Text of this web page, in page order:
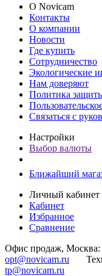
О Novicam
Контакты
О компании
Новости
Где купить
Сотрудничество
Экологические
Нам доверяют
Политика
Связаться с
Настройки
Выбор валюты
Ближайший
Личный кабинет
Кабинет
Избранное
Сравнение
Офис продаж, Москва:
opt@novicam.ru
tp@novicam.ru